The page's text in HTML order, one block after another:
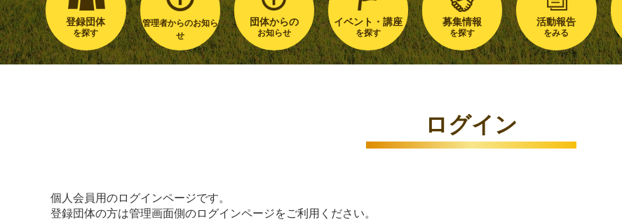
登録団体
を探す
管理者からのお知ら
せ
団体からの
お知らせ
イベント・講座
を探す
募集情報
を探す
活動報告
をみる
ログイン
個人会員用のログインページです。
登録団体の方は管理画面側のログインページをご利用ください。